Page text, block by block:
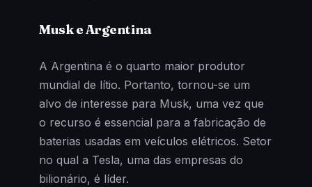
Musk e Argentina
A Argentina é o quarto maior produtor
mundial de lítio. Portanto, tornou-se um
alvo de interesse para Musk, uma vez que
o recurso é essencial para a fabricação de
baterias usadas em veículos elétricos. Setor
no qual a Tesla, uma das empresas do
bilionário, é líder.